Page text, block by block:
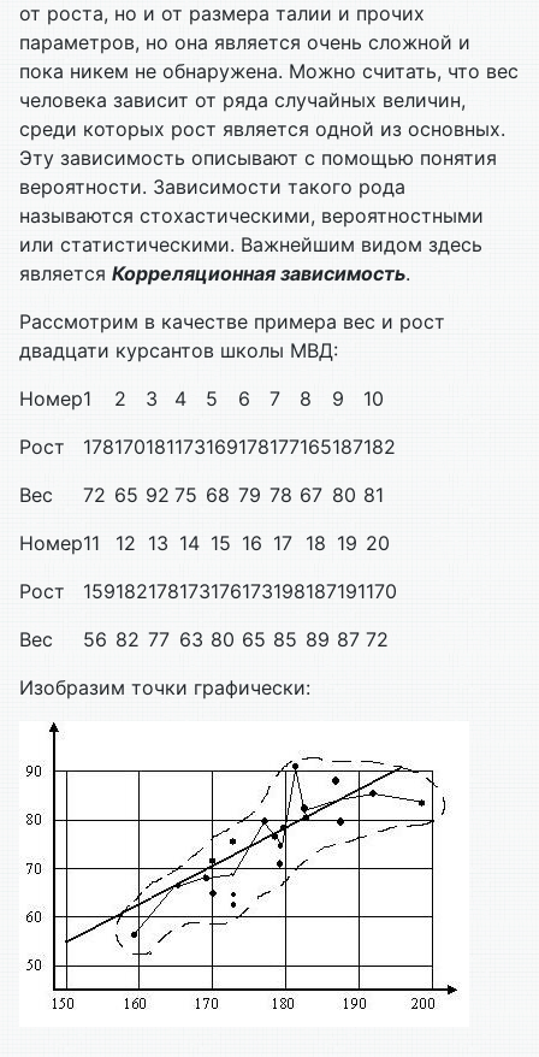
от роста, но и от размера талии и прочих
параметров, но она является очень сложной и
пока никем не обнаружена. Можно считать, что вес
человека зависит от ряда случайных величин,
среди которых рост является одной из основных.
Эту зависимость описывают с помощью понятия
вероятности. Зависимости такого рода
называются стохастическими, вероятностными
или статистическими. Важнейшим видом здесь
является Корреляционная зависимость.
Рассмотрим в качестве примера вес и рост
двадцати курсантов школы МВД:
Номер1 2 3 4 5 6 7 8 9
10
Рост
178170181173169178177165187182
Вес
72 65 92 75 68 79 78 67 80 81
Номер11 12 13 14 15 16 17 18 19 20
Рост
159182178173176173198187191170
Вес
56 82 77 63 80 65 85 89 87 72
Изобразим точки графически: